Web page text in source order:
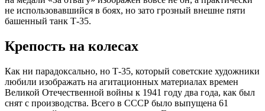
не использовавшийся в боях, но зато грозный внешне пяти
башенный танк Т-35.
Крепость на колесах
Как ни парадоксально, но Т-35, который советские художники
любили изображать на агитационных материалах времен
Великой Отечественной войны к 1941 году два года, как был
снят с производства. Всего в СССР было выпущена 61